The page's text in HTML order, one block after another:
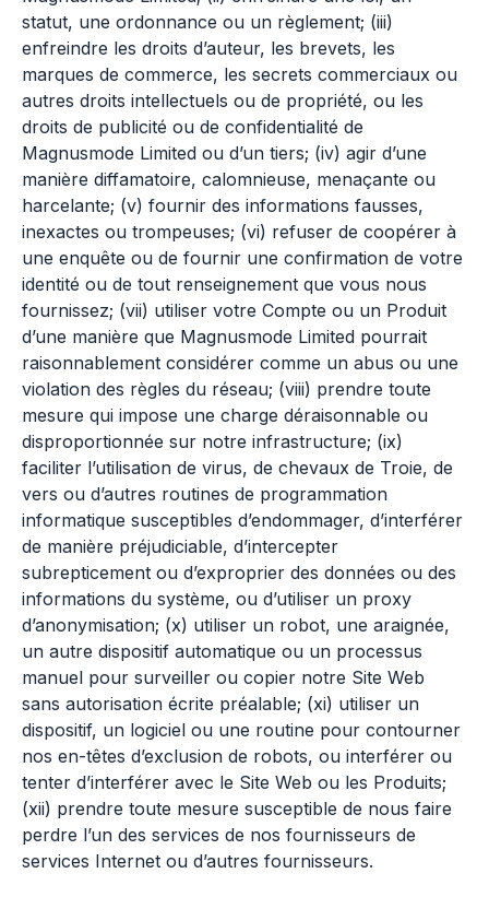
statut, une ordonnance ou un règlement; (iii)
enfreindre les droits d’auteur, les brevets, les
marques de commerce, les secrets commerciaux ou
autres droits intellectuels ou de propriété, ou les
droits de publicité ou de confidentialité de
Magnusmode Limited ou d’un tiers; (iv) agir d’une
manière diffamatoire, calomnieuse, menaçante ou
harcelante; (v) fournir des informations fausses,
inexactes ou trompeuses; (vi) refuser de coopérer à
une enquête ou de fournir une confirmation de votre
identité ou de tout renseignement que vous nous
fournissez; (vii) utiliser votre Compte ou un Produit
d’une manière que Magnusmode Limited pourrait
raisonnablement considérer comme un abus ou une
violation des règles du réseau; (viii) prendre toute
mesure qui impose une charge déraisonnable ou
disproportionnée sur notre infrastructure; (ix)
faciliter l’utilisation de virus, de chevaux de Troie, de
vers ou d’autres routines de programmation
informatique susceptibles d’endommager, d’interférer
de manière préjudiciable, d’intercepter
subrepticement ou d’exproprier des données ou des
informations du système, ou d’utiliser un proxy
d’anonymisation; (x) utiliser un robot, une araignée,
un autre dispositif automatique ou un processus
manuel pour surveiller ou copier notre Site Web
sans autorisation écrite préalable; (xi) utiliser un
dispositif, un logiciel ou une routine pour contourner
nos en-têtes d’exclusion de robots, ou interférer ou
tenter d’interférer avec le Site Web ou les Produits;
(xii) prendre toute mesure susceptible de nous faire
perdre l’un des services de nos fournisseurs de
services Internet ou d’autres fournisseurs.